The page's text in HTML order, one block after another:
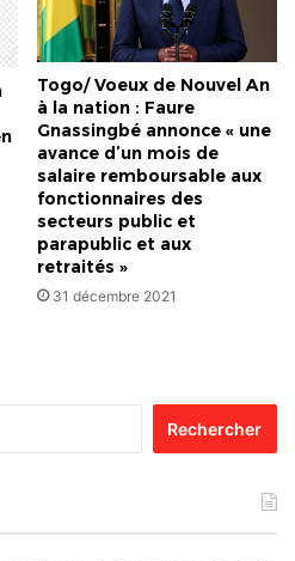
Togo/ Voeux de Nouvel An
à la nation : Faure
Gnassingbé annonce « une
avance d’un mois de
salaire remboursable aux
fonctionnaires des
secteurs public et
parapublic et aux
retraités »
31 décembre 2021